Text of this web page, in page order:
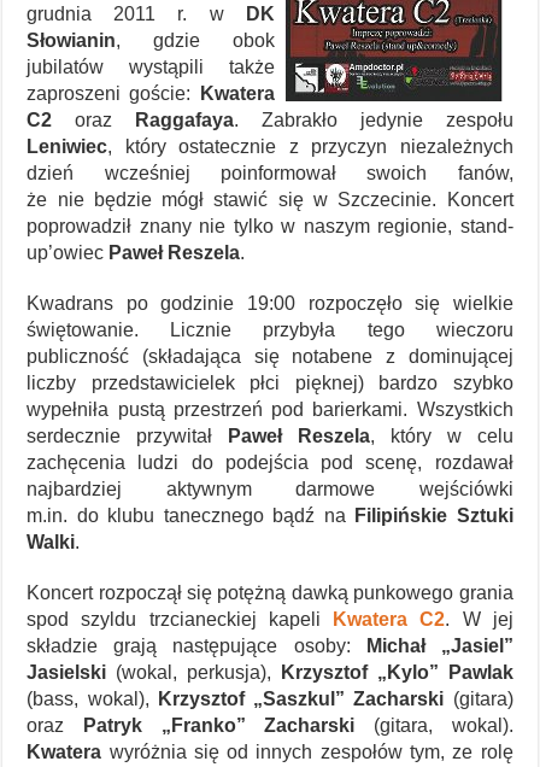
grudnia 2011 r. w
DK
Słowianin, gdzie obok
jubilatów wystąpili także
zaproszeni goście:
Kwatera
C2 oraz Raggafaya. Zabrakło jedynie zespołu
Leniwiec, który ostatecznie z przyczyn niezależnych
dzień wcześniej poinformował swoich fanów,
że nie będzie mógł stawić się w Szczecinie. Koncert
poprowadził znany nie tylko w naszym regionie, stand-
up’owiec Paweł Reszela.
Kwadrans po godzinie 19:00 rozpoczęło się wielkie
świętowanie. Licznie przybyła tego wieczoru
publiczność (składająca się notabene z dominującej
liczby przedstawicielek płci pięknej) bardzo szybko
wypełniła pustą przestrzeń pod barierkami. Wszystkich
serdecznie przywitał
Paweł Reszela, który w celu
zachęcenia ludzi do podejścia pod scenę, rozdawał
najbardziej aktywnym darmowe wejściówki
m.in. do klubu tanecznego bądź na
Filipińskie Sztuki
Walki.
Koncert rozpoczął się potężną dawką punkowego grania
spod szyldu trzcianeckiej kapeli
Kwatera C2. W jej
składzie grają następujące osoby:
Michał „Jasiel”
Jasielski (wokal, perkusja),
Krzysztof „Kylo” Pawlak
(bass, wokal),
Krzysztof „Saszkul” Zacharski (gitara)
oraz
Patryk „Franko” Zacharski (gitara, wokal).
Kwatera wyróżnia się od innych zespołów tym, ze rolę